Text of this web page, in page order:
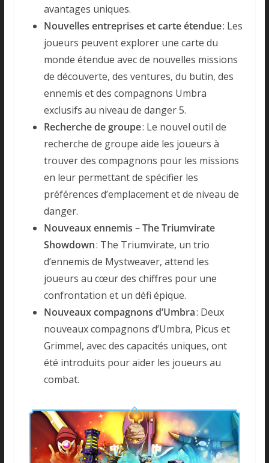
avantages uniques.
Nouvelles entreprises et carte étendue: Les
joueurs peuvent explorer une carte du
monde étendue avec de nouvelles missions
de découverte, des ventures, du butin, des
ennemis et des compagnons Umbra
exclusifs au niveau de danger 5.
Recherche de groupe: Le nouvel outil de
recherche de groupe aide les joueurs à
trouver des compagnons pour les missions
en leur permettant de spécifier les
préférences d’emplacement et de niveau de
danger.
Nouveaux ennemis – The Triumvirate
Showdown: The Triumvirate, un trio
d’ennemis de Mystweaver, attend les
joueurs au cœur des chiffres pour une
confrontation et un défi épique.
Nouveaux compagnons d’Umbra: Deux
nouveaux compagnons d’Umbra, Picus et
Grimmel, avec des capacités uniques, ont
été introduits pour aider les joueurs au
combat.